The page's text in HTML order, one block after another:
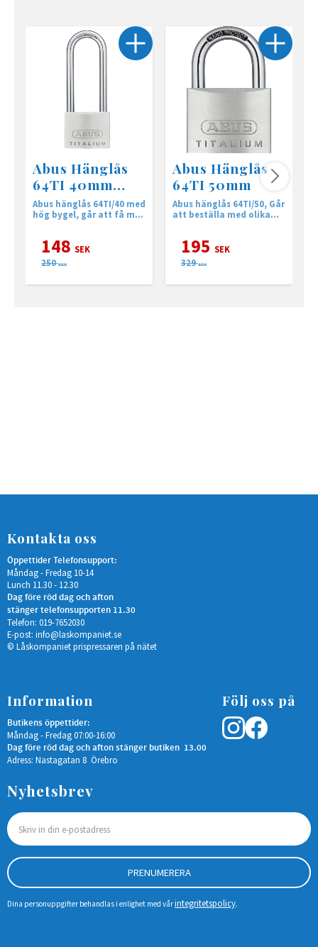
Abus Hänglås
64TI 40mm
HB63
Abus hänglås 64TI/40 med
hög bygel, går att få med
148 SEK
250 SEK
Abus Hänglås
64TI 50mm
Abus hänglås 64TI/50, Går
att beställa med olika
195 SEK
329 SEK
Kontakta oss
Öppettider Telefonsupport:
Måndag - Fredag 10-14
Lunch 11.30 - 12.30
Dag före röd dag och afton
stänger telefonsupporten 11.30
Telefon: 019-7652030
E-post: info@laskompaniet.se
© Låskompaniet prispressaren på nätet
Information
Butikens öppettider:
Måndag - Fredag 07:00-16:00
Dag före röd dag och afton stänger butiken 13.00
Adress: Nastagatan 8 Örebro
Följ oss på
Nyhetsbrev
PRENUMERERA
Dina personuppgifter behandlas i enlighet med vårintegritetspolicy.